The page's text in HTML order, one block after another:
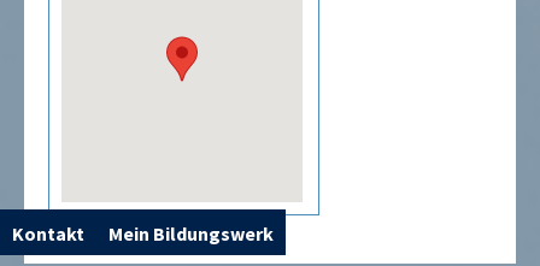
Kontakt Mein Bildungswerk